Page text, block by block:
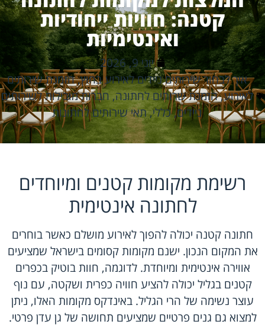
קטנה: חוויות ייחודיות
ואינטימיות
יוני 9, 2026
איך לבחור שירותים ניידים לאירוע בחוץ,הזמנת שירותים
לאירוע,הזמנת שרותים לחתונה,חברות מובילות לשירותים
ניידים,כללי,תאי שירותים לחתונות
רשימת מקומות קטנים ומיוחדים
לחתונה אינטימית
חתונה קטנה יכולה להפוך לאירוע מושלם כאשר בוחרים
את המקום הנכון. ישנם מקומות קסומים בישראל שמציעים
אווירה אינטימית ומיוחדת. לדוגמה, חוות בוטיק בכפרים
קטנים בגליל יכולה להציע חוויה כפרית ושקטה, עם נוף
עוצר נשימה של הרי הגליל. באינדקס מקומות האלו, ניתן
למצוא גם גנים פרטיים שמציעים תחושה של גן עדן פרטי.